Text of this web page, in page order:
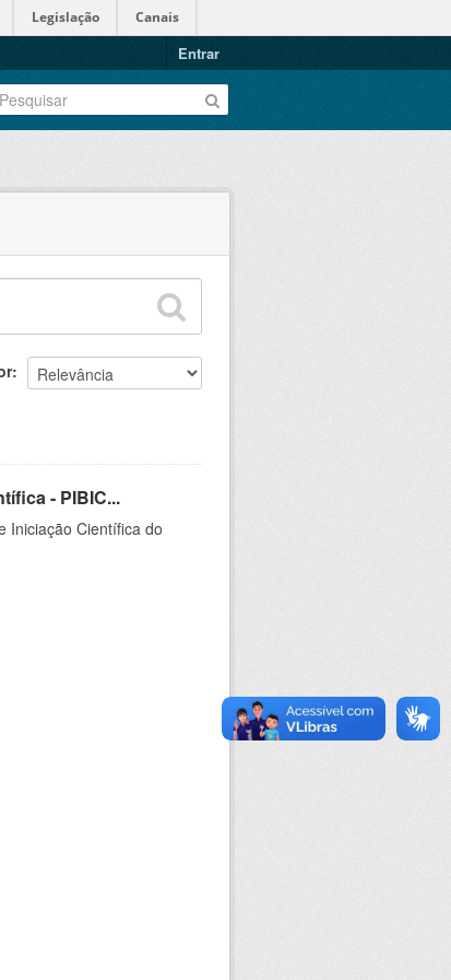
Legislação Canais
Entrar
- PIBIC...
Iniciação Científica do